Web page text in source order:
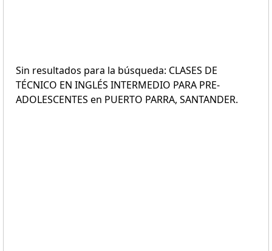
Sin resultados para la búsqueda: CLASES DE
TÉCNICO EN INGLÉS INTERMEDIO PARA PRE-
ADOLESCENTES en PUERTO PARRA, SANTANDER.